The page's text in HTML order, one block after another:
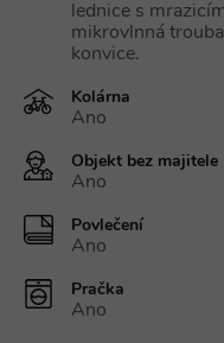
lednice s
mikrovlnná
konvice.
Kolárna
Ano
Objekt bez majitele
Ano
Povlečení
Ano
Pračka
Ano